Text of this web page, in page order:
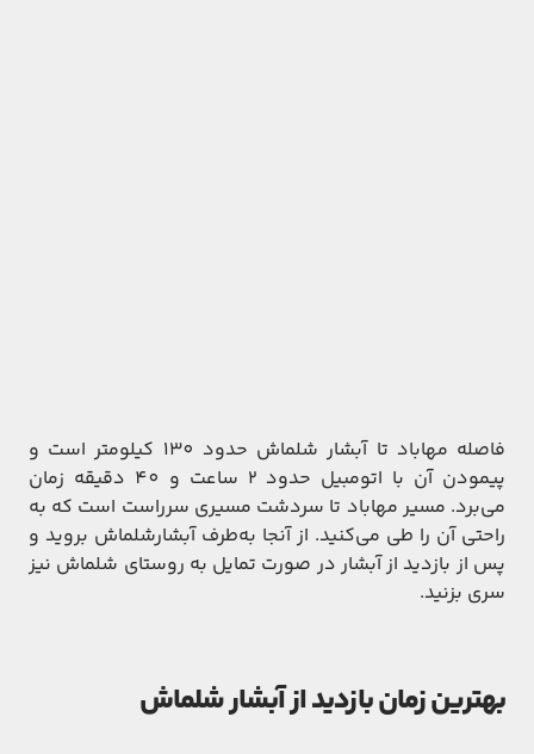
فاصله مهاباد تا آبشار شلماش حدود 130 کیلومتر است و
پیمودن آن با اتومبیل حدود 2 ساعت و 40 دقیقه زمان
می‌برد. مسیر مهاباد تا سردشت مسیری سرراست است که به
راحتی آن را طی می‌کنید. از آنجا به‌طرف آبشارشلماش بروید و
پس از بازدید از آبشار در صورت تمایل به روستای شلماش نیز
سری بزنید.
بهترین زمان بازدید از آبشار شلماش